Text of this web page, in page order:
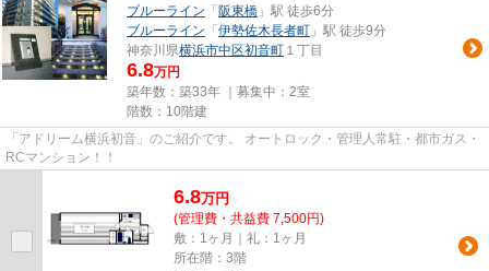
ブルーライン 「 阪東橋 」駅 徒歩6分
ブルーライン 「 伊勢佐木長者町 」駅 徒歩9分
神奈川県横浜市中区初音町 １丁目
6.8万円
築年数：築33年 ｜募集中： 2室
階数：10階建
「アドリーム横浜初音」のご紹介です。 オートロック・管理人常駐・都市ガス・
RCマンション！！
6.8万円
(管理費・共益費 7,500円)
敷：1ヶ月｜礼：1ヶ月
所在階：3階